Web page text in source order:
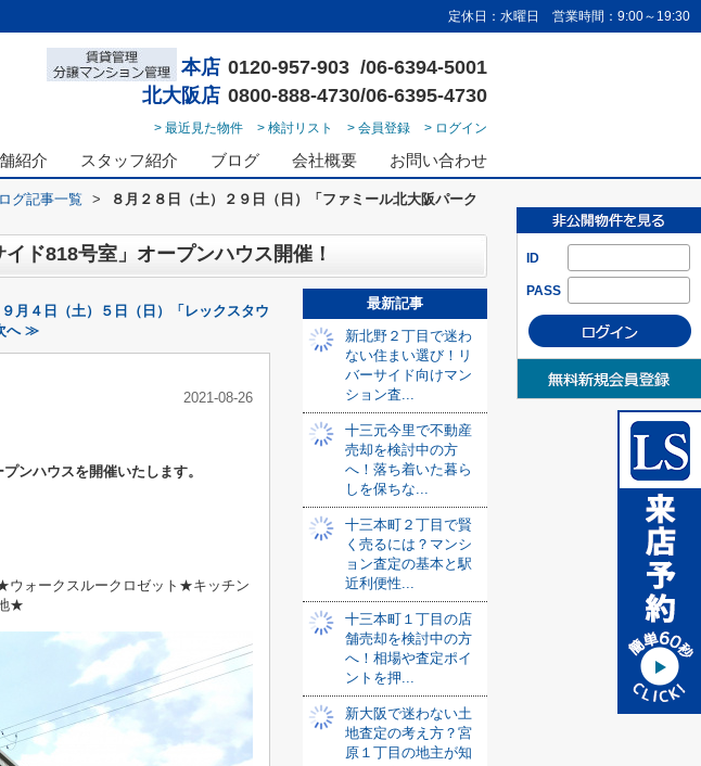
定休日：水曜日 営業時間：9:00～19:30
本店 0120-957-903 /06-6394-5001
北大阪店 0800-888-4730/06-6395-4730
> 最近見た物件 > 検討リスト > 会員登録 > ログイン
紹介 スタッフ紹介 ブログ 会社概要 お問い合わせ
ID
PASS
グ記事一覧 >
８月２８日（土）２９日（日）「ファミール北大阪パーク
ド818号室」オープンハウス開催！
９月４日（土）５日（日）「レックスタウ
へ ≫
2021-08-26
ンハウスを開催いたします。
ォークスルークロゼット★キッチン
★
最新記事
新北野２丁目で迷わ
ない住まい選び！リ
バーサイド向けマン
ション査...
十三元今里で不動産
売却を検討中の方
へ！落ち着いた暮ら
しを保ちな...
十三本町２丁目で賢
く売るには？マンシ
ョン査定の基本と駅
近利便性...
十三本町１丁目の店
舗売却を検討中の方
へ！相場や査定ポイ
ントを押...
新大阪で迷わない土
地査定の考え方？宮
原１丁目の地主が知